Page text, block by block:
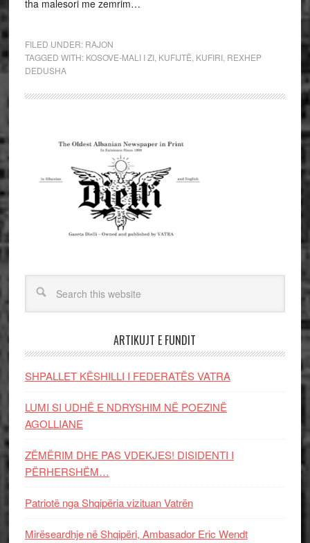
tha malesori me zemrim…
FILED UNDER: RAJON
TAGGED WITH: KOSOVE-MALI I ZI, KUFIJTË KUFIRI, REXHEP
DEDUSHA
ARTIKUJT E FUNDIT
SHPALLET KËSHILLI I FEDERATËS VATRA
LUMI SI UDHË E NDRYSHIM NË POEZINË
AGOLLIANE
ZËMËRIM DHE PAS VDEKJES! DISIDENTI I
PËRHERSHËM…
Patriotë nga Shqipëria vizituan Vatrën
Mirëseardhje në Shqipëri, Ambasador Eric Wendt